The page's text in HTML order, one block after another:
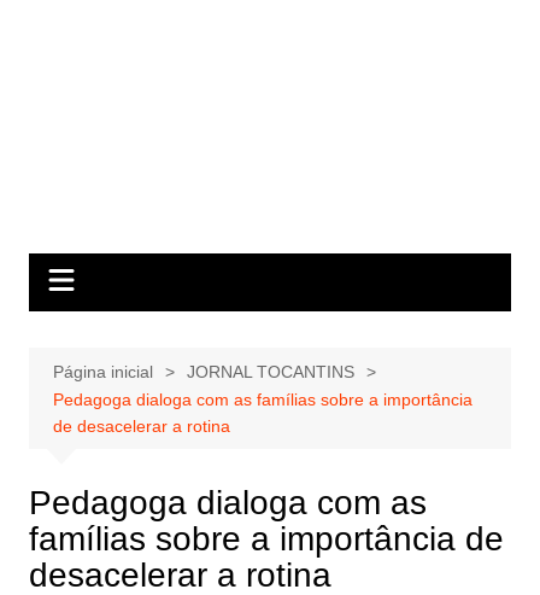
Página inicial
JORNAL TOCANTINS
Pedagoga dialoga com as famílias sobre a importância
de desacelerar a rotina
Pedagoga dialoga com as
famílias sobre a importância de
desacelerar a rotina